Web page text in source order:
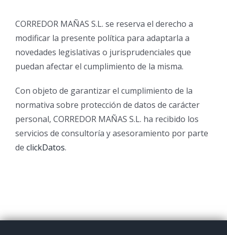
CORREDOR MAÑAS S.L. se reserva el derecho a
modificar la presente política para adaptarla a
novedades legislativas o jurisprudenciales que
puedan afectar el cumplimiento de la misma.
Con objeto de garantizar el cumplimiento de la
normativa sobre protección de datos de carácter
personal, CORREDOR MAÑAS S.L. ha recibido los
servicios de consultoría y asesoramiento por parte
de clickDatos.